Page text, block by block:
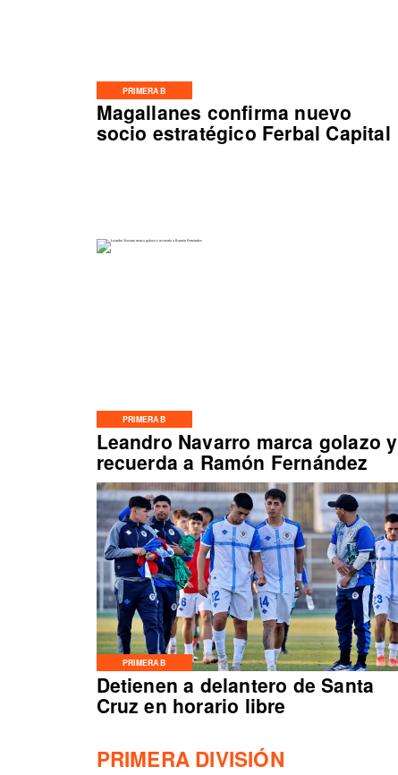
PRIMERA B
Magallanes confirma nuevo
socio estratégico Ferbal Capital
PRIMERA B
Leandro Navarro marca golazo y
recuerda a Ramón Fernández
PRIMERA B
Detienen a delantero de Santa
Cruz en horario libre
PRIMERA DIVISIÓN